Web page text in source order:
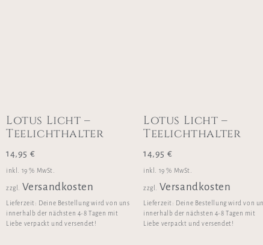
Lotus Licht –
Teelichthalter
14,95 €
inkl. 19 % MwSt.
zzgl. Versandkosten
Lieferzeit: Deine Bestellung wird von uns
innerhalb der nächsten 4-8 Tagen mit
Liebe verpackt und versendet!
Lotus Licht –
Teelichthalter
14,95 €
inkl. 19 % MwSt.
zzgl. Versandkosten
Lieferzeit: Deine Bestellung wird von
innerhalb der nächsten 4-8 Tagen mit
Liebe verpackt und versendet!